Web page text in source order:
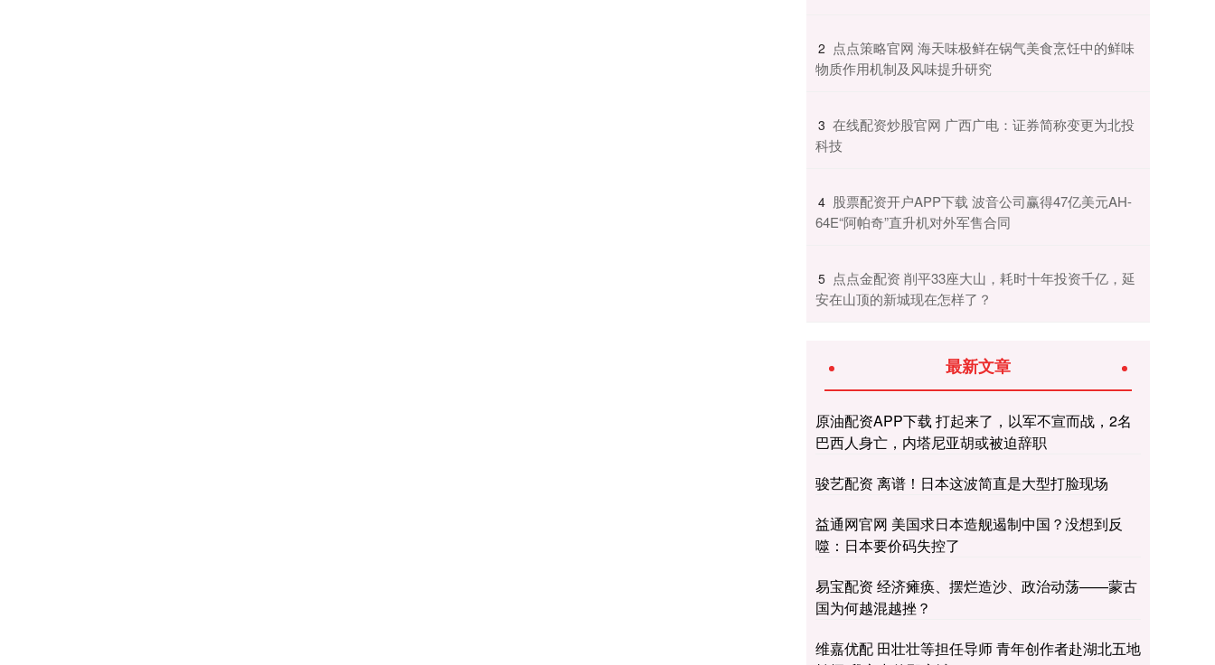
2 ​点点策略官网 海天味极鲜在锅气美食烹饪中的鲜味
物质作用机制及风味提升研究
3 ​在线配资炒股官网 广西广电：证券简称变更为北投
科技
4 ​股票配资开户APP下载 波音公司赢得47亿美元AH-
64E“阿帕奇”直升机对外军售合同
5 ​点点金配资 削平33座大山，耗时十年投资千亿，延
安在山顶的新城现在怎样了？
最新文章
原油配资APP下载 打起来了，以军不宣而战，2名
巴西人身亡，内塔尼亚胡或被迫辞职
骏艺配资 离谱！日本这波简直是大型打脸现场
益通网官网 美国求日本造舰遏制中国？没想到反
噬：日本要价码失控了
易宝配资 经济瘫痪、摆烂造沙、政治动荡——蒙古
国为何越混越挫？
维嘉优配 田壮壮等担任导师 青年创作者赴湖北五地